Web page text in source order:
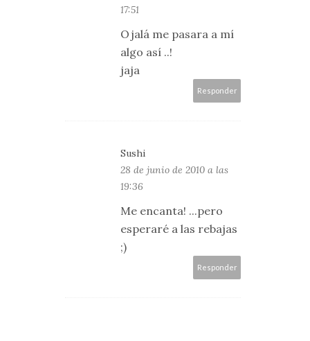
17:51
Ojalá me pasara a mí
algo así ..!
jaja
Responder
Sushi
28 de junio de 2010 a las
19:36
Me encanta! ...pero
esperaré a las rebajas
;)
Responder